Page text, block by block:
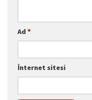
Ad *
İnternet sitesi